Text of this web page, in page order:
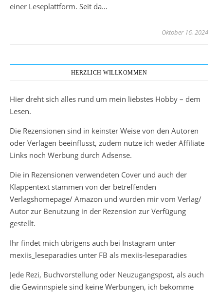
einer Leseplattform. Seit da…
Oktober 16, 2024
HERZLICH WILLKOMMEN
Hier dreht sich alles rund um mein liebstes Hobby – dem
Lesen.
Die Rezensionen sind in keinster Weise von den Autoren
oder Verlagen beeinflusst, zudem nutze ich weder Affiliate
Links noch Werbung durch Adsense.
Die in Rezensionen verwendeten Cover und auch der
Klappentext stammen von der betreffenden
Verlagshomepage/ Amazon und wurden mir vom Verlag/
Autor zur Benutzung in der Rezension zur Verfügung
gestellt.
Ihr findet mich übrigens auch bei Instagram unter
mexiis_leseparadies unter FB als mexiis-leseparadies
Jede Rezi, Buchvorstellung oder Neuzugangspost, als auch
die Gewinnspiele sind keine Werbungen, ich bekomme